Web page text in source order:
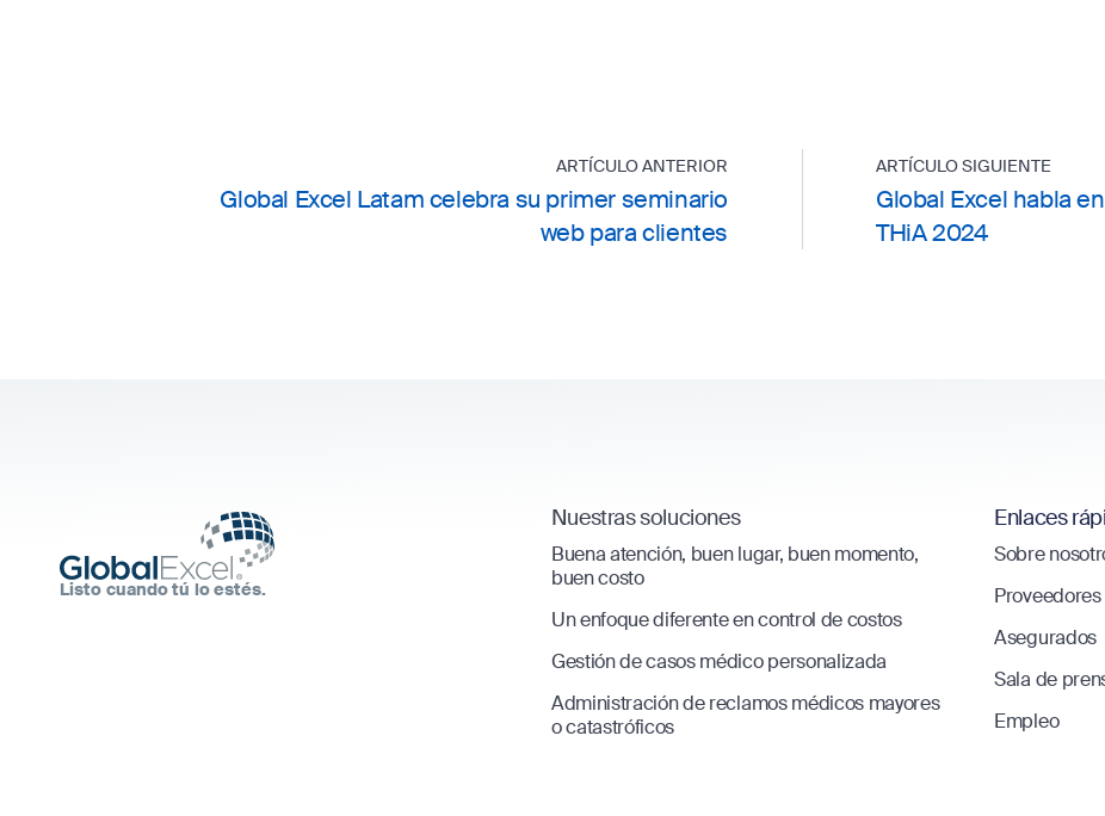
ARTÍCULO ANTERIOR
Global Excel Latam celebra su primer seminario
web para clientes
ARTÍCULO SIGUIENTE
Global Excel habla en
THiA 2024
Listo cuando tú lo estés.
Nuestras soluciones
Buena atención, buen lugar, buen momento,
buen costo
Un enfoque diferente en control de costos
Gestión de casos médico personalizada
Administración de reclamos médicos mayores
o catastróficos
Enlaces
Sobre
Proveedores
Asegurados
Sala de
Empleo